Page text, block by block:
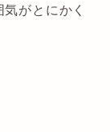
がとにかく